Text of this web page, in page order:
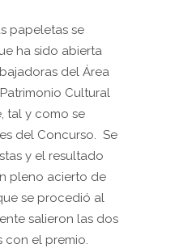
papeletas se
ha sido abierta
del Área
Cultural
tal y como se
del Concurso. Se
y el resultado
pleno acierto de
se procedió al
salieron las dos
con el premio.